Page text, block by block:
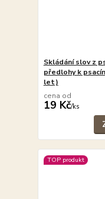
Skládání slov z
předlohy k
let)
cena od
19 Kč/ks
TOP produkt